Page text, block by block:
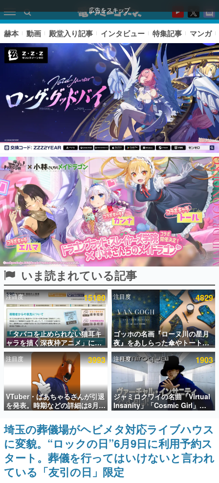
広告をスキップ
ピックアップ
電ファミのいま読まれている記事ランキング
アプリセール情報
インタビュー
連載・特集一覧
殿堂入り記事
SNS拡散数が数千以上！ ページビュー数万以上！ などな
ど。多くの人々に読まれた、電ファミ渾身の“殿堂入り”記
事をまとめました。
ゲームの企画書
名作ゲームクリエイターの方々に製作時のエピソードをお
聞きし、ヒットする企画（ゲーム）とは何か？を探ってい
きます。
赫本
この物語を解いてはいけない。『赫本』は、〈試験問題〉
の形をした短編ホラー小説集です。
新世代に訊く
これからのデジタルゲーム市場を担う若きクリエイター達
の姿を追い、彼らのルーツと情熱を探っていきます。
ゲーム世代の作家たち
ゲームに多大な影響を受けた作家さんに取材し、ゲームが
日本のコンテンツ産業やカルチャーに与えた影響を探る企
画です。
日本モバイルゲーム産業史
日本のモバイルゲーム史における主要なトピック・タイト
赫本 動画 殿堂入り記事 インタビュー 特集記事 マンガ
いま読まれている記事
注目度 15180
「タバコを止められない猫耳キ
ャラを描く深夜枠アニメ」に視
聴者の一部から批判意見。違法
薬物の使用と思しき描写も含め
て、BPOが議論を交わす
注目度 4829
ゴッホの名画『ローヌ川の星月
夜』をあしらった傘やトートバ
ッグなどが登場。8月7日21時よ
り2日間限定で予約販売
注目度 3993
VTuber・ばあちゃるさんが引退
を発表。時期などの詳細は8月9
日15時からの配信で説明
注目度 1903
ジャミロクワイの名曲「Virtual
Insanity」「Cosmic Girl」
「Canned Heat」公式日本語字
幕付きMVがいきなり公開！
「SUMMER SONIC 2026」での
9年ぶりとなる日本公演を記念し
て
埼玉の葬儀場がヘビメタ対応ライブハウス
に変貌。“ロックの日”6月9日に利用予約ス
タート。葬儀を行ってはいけないと言われ
ている「友引の日」限定